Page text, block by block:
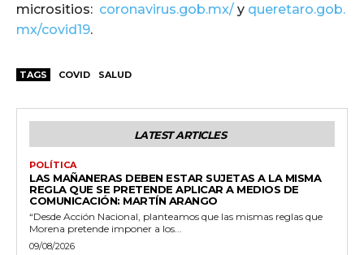
micrositios: coronavirus.gob.mx/ y queretaro.gob.
mx/covid19.
TAGS COVID SALUD
LATEST ARTICLES
POLÍTICA
LAS MAÑANERAS DEBEN ESTAR SUJETAS A LA MISMA
REGLA QUE SE PRETENDE APLICAR A MEDIOS DE
COMUNICACIÓN: MARTÍN ARANGO
“Desde Acción Nacional, planteamos que las mismas reglas que
Morena pretende imponer a los...
09/08/2026